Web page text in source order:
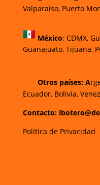
Valparaíso, Puerto
México: CDMX,
Guanajuato, Tijuana,
Otros países: A
Ecuador, Bolivia,
Contacto:
Política de Privacidad